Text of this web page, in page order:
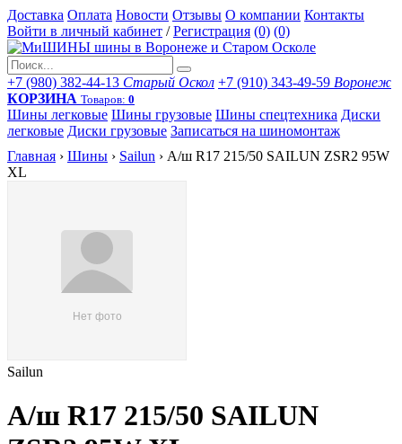
Доставка Оплата Новости Отзывы О компании Контакты
Войти в личный кабинет / Регистрация (0) (0)
+7 (980) 382-44-13 Старый Оскол +7 (910) 343-49-59 Воронеж
КОРЗИНА Товаров: 0
Шины легковые Шины грузовые Шины спецтехника Диски
легковые Диски грузовые Записаться на шиномонтаж
Главная › Шины › Sailun › А/ш R17 215/50 SAILUN ZSR2 95W
XL
Sailun
А/ш R17 215/50 SAILUN